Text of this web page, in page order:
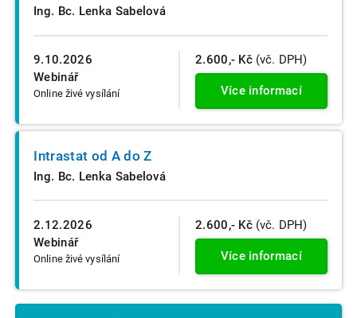
9.10.2026
Webinář
Online živé vysílání
Ing. Bc. Lenka Sabelová
2.600,- Kč (vč. DPH)
Více informací
2.12.2026
Webinář
Online živé vysílání
Intrastat od A do Z
Ing. Bc. Lenka Sabelová
2.600,- Kč (vč. DPH)
Více informací